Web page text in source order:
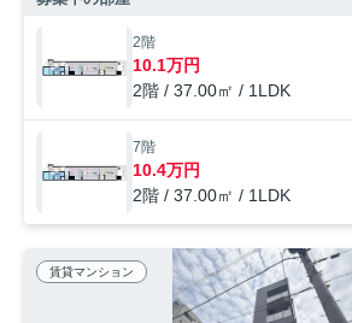
しい熟練スタッフが大阪市浪速区や地下鉄御堂
屋探しをサポート致します。
2階
10.1万円
2階 / 37.00㎡ / 1LDK
7階
10.4万円
2階 / 37.00㎡ / 1LDK
賃貸マンション